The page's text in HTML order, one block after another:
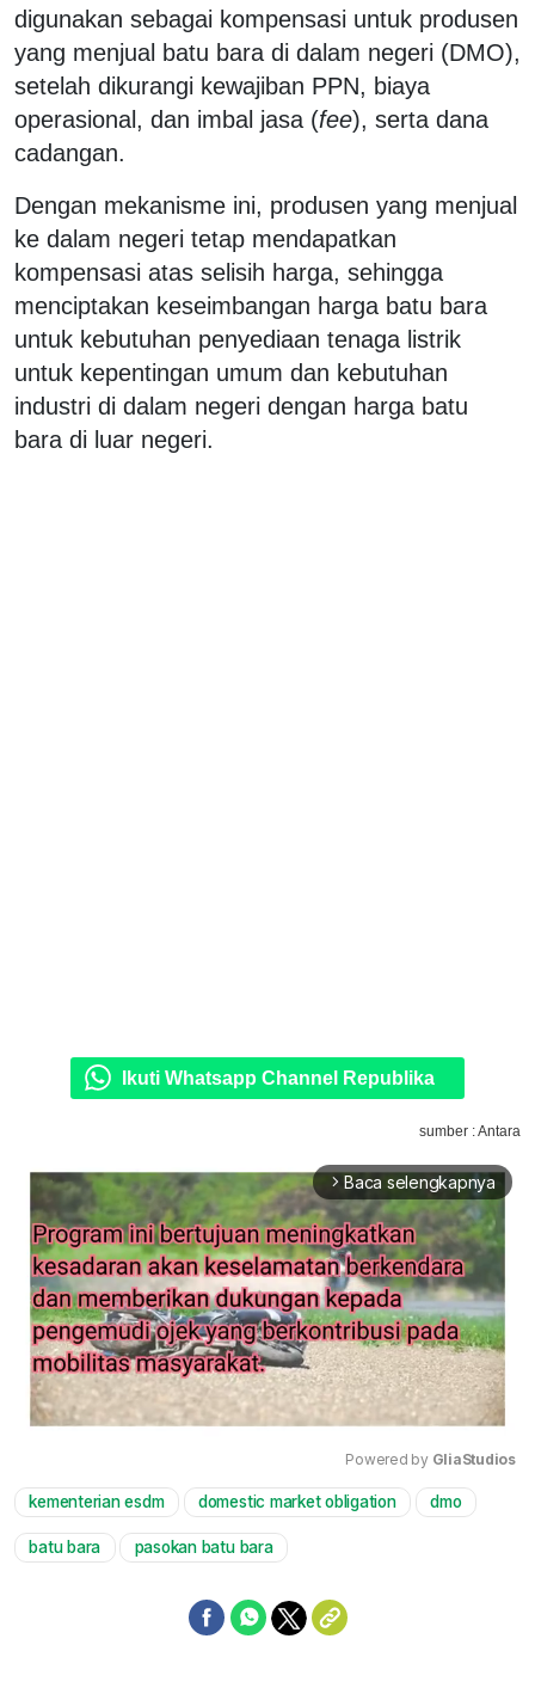
digunakan sebagai kompensasi untuk produsen
yang menjual batu bara di dalam negeri (DMO),
setelah dikurangi kewajiban PPN, biaya
operasional, dan imbal jasa (fee), serta dana
cadangan.
Dengan mekanisme ini, produsen yang menjual
ke dalam negeri tetap mendapatkan
kompensasi atas selisih harga, sehingga
menciptakan keseimbangan harga batu bara
untuk kebutuhan penyediaan tenaga listrik
untuk kepentingan umum dan kebutuhan
industri di dalam negeri dengan harga batu
bara di luar negeri.
Ikuti Whatsapp Channel Republika
sumber : Antara
arrow_forward_ios Baca selengkapnya
Mute
Powered by GliaStudios
kementerian esdm domestic market obligation dmo
batu bara pasokan batu bara